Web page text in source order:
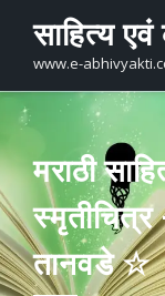
content
साहित्य एवं
www.e-
मराठी
तानवडे ☆